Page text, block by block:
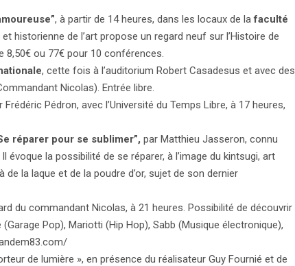
, à partir de 14 heures, dans les locaux de lafaculté
historienne de l’art propose un regard neuf sur l’Histoire de
8,50€ ou 77€ pour 10 conférences.
, cette fois à l’auditorium Robert Casadesus et avec des
Nicolas). Entrée libre.
Frédéric Pédron, avec l’Université du Temps Libre, à 17 heures,
réparer pour se sublimer”, par Matthieu Jasseron, connu
la possibilité de se réparer, à l’image du kintsugi, art
la laque et de la poudre d’or, sujet de son dernier
du commandant Nicolas, à 21 heures. Possibilité de découvrir
Pop), Mariotti (Hip Hop), Sabb (Musique électronique),
de lumière », en présence du réalisateur Guy Fournié et de